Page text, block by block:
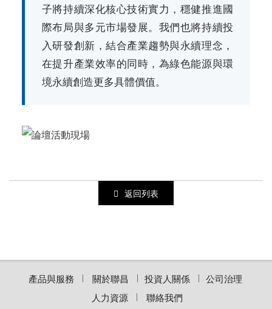
子將持續深化核心技術實力，穩健推進國
際布局與多元市場發展。我們也將持續投
入研發創新，結合產業趨勢與永續理念，
在提升產業效率的同時，為綠色能源與環
境永續創造更多具體價值。
返回列表
產品與服務 關於聯昌 投資人關係
公司治理
人力資源
聯絡我們